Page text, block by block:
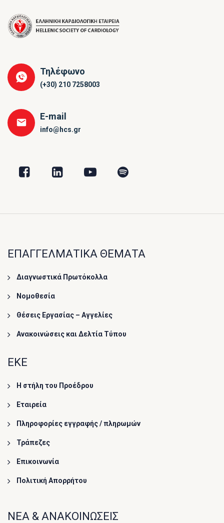
Τηλέφωνο
(+30) 210 7258003
E-mail
info@hcs.gr
ΕΠΑΓΓΕΛΜΑΤΙΚΑ ΘΕΜΑΤΑ
Διαγνωστικά Πρωτόκολλα
Νομοθεσία
Θέσεις Εργασίας – Αγγελίες
Ανακοινώσεις και Δελτία Τύπου
ΕΚΕ
Η στήλη του Προέδρου
Εταιρεία
Πληροφορίες εγγραφής / πληρωμών
Τράπεζες
Επικοινωνία
Πολιτική Απορρήτου
ΝΕΑ & ΑΝΑΚΟΙΝΩΣΕΙΣ